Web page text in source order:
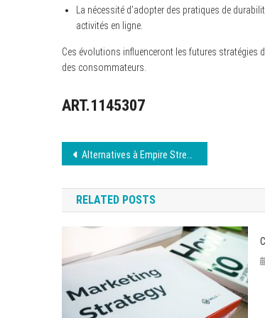
La nécessité d’adopter des pratiques de
activités en ligne.
Ces évolutions influenceront les futures stratégies
des consommateurs.
ART.1145307
Navigation
de
l’article
Alternatives à Empire Streaming pour vos films en ligne
RELATED POSTS